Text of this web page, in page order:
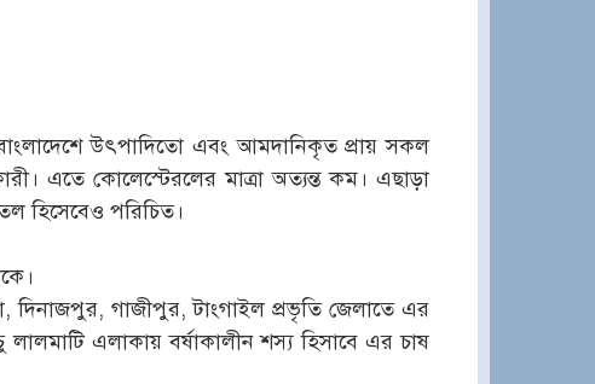
উৎপাদিতো এবং আমদানিকৃত প্রায় সকল
এতে কোলেস্টেরলের মাত্রা অত্যন্ত কম। এছাড়া
হিসেবেও পরিচিত।
দিনাজপুর, গাজীপুর, টাংগাইল প্রভৃতি জেলাতে এর
এলাকায় বর্ষাকালীন শস্য হিসাবে এর চাষ